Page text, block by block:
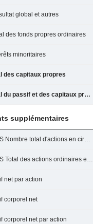
global et autres
des fonds propres ordinaires
minoritaires
des capitaux propres
Total du passif et des capitaux propres
supplémentaires
ECS Nombre total d'actions en circulation à la date de dépôt
ECS Total des actions ordinaires en circulation
net par action
corporel net
corporel net par action